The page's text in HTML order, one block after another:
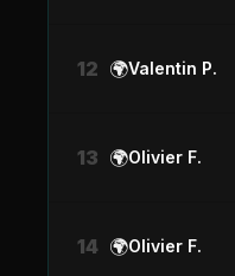
12 🌍Valentin P.
13 🌍Olivier F.
14 🌍Olivier F.